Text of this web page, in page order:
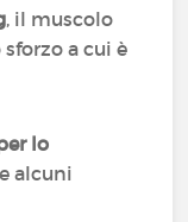
, il muscolo
a cui è
lo
alcuni